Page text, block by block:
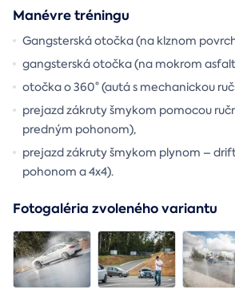
Manévre tréningu
Gangsterská otočka (na klznom
gangsterská otočka (na mokrom
otočka o 360° (autá s mechanickou
prejazd zákruty šmykom pomocou
predným pohonom),
prejazd zákruty šmykom plynom –
pohonom a 4x4).
Fotogaléria zvoleného variantu